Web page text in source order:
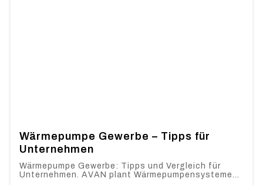
Wärmepumpe Gewerbe – Tipps für
Unternehmen
Wärmepumpe Gewerbe: Tipps und Vergleich für
Unternehmen. AVAN plant Wärmepumpensysteme…